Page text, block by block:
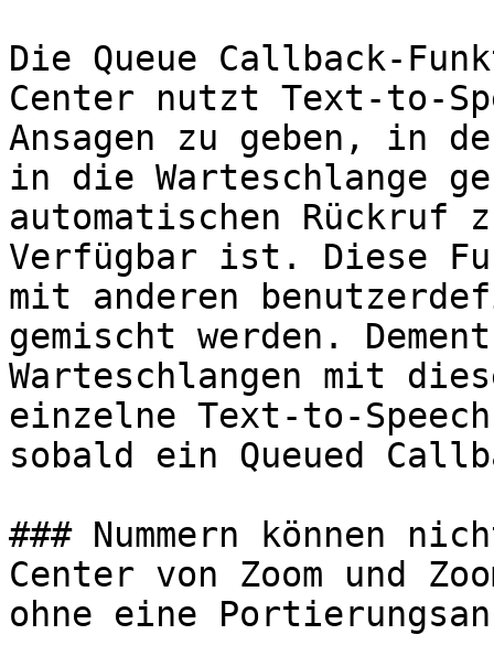
Die Queue Callback-
Center nutzt Text-to-
Ansagen zu geben, in
in die Warteschlange
automatischen Rückruf
Verfügbar ist. Diese
mit anderen
gemischt werden.
Warteschlangen mit
einzelne Text-to-
sobald ein Queued
### Nummern können
Center von Zoom und
ohne eine